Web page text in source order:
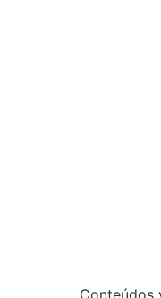
Conteúdos